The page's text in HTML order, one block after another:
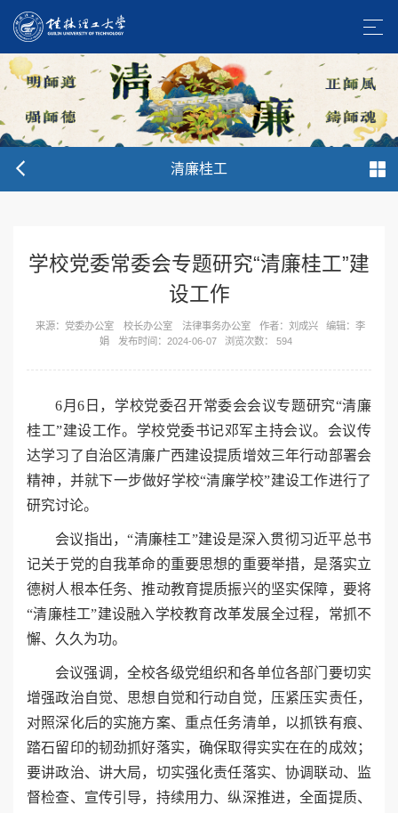
清廉桂工
学校党委常委会专题研究“清廉桂工”建
设工作
来源：党委办公室 校长办公室 法律事务办公室 作者：刘成兴
编辑：李
娟
发布时间：2024-06-07 浏览次数： 594
6月6日，学校党委召开常委会会议专题研究“清廉
桂工”建设工作。学校党委书记邓军主持会议。会议传
达学习了自治区清廉广西建设提质增效三年行动部署会
精神，并就下一步做好学校“清廉学校”建设工作进行了
研究讨论。
会议指出，“清廉桂工”建设是深入贯彻习近平总书
记关于党的自我革命的重要思想的重要举措，是落实立
德树人根本任务、推动教育提质振兴的坚实保障，要将
“清廉桂工”建设融入学校教育改革发展全过程，常抓不
懈、久久为功。
会议强调，全校各级党组织和各单位各部门要切实
增强政治自觉、思想自觉和行动自觉，压紧压实责任，
对照深化后的实施方案、重点任务清单，以抓铁有痕、
踏石留印的韧劲抓好落实，确保取得实实在在的成效；
要讲政治、讲大局，切实强化责任落实、协调联动、监
督检查、宣传引导，持续用力、纵深推进，全面提质、